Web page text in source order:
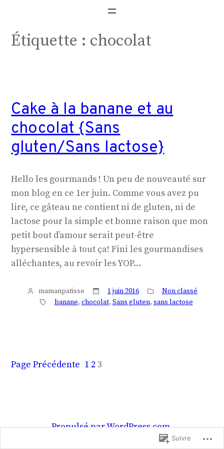
Étiquette : chocolat
Cake à la banane et au
chocolat {Sans
gluten/Sans lactose}
Hello les gourmands ! Un peu de nouveauté sur
mon blog en ce 1er juin. Comme vous avez pu
lire, ce gâteau ne contient ni de gluten, ni de
lactose pour la simple et bonne raison que mon
petit bout d’amour serait peut-être
hypersensible à tout ça! Fini les gourmandises
alléchantes, au revoir les YOP…
mamanpatisse 1 juin 2016
Non classé
banane, chocolat, Sans gluten, sans lactose
Page Précédente 1 2 3
Propulsé par WordPress.com.
Suivre